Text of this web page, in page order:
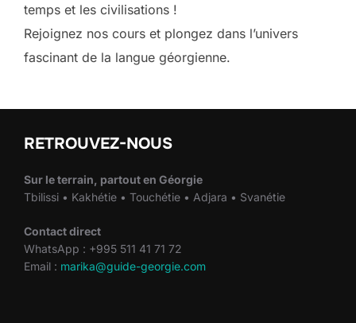
temps et les civilisations !
Rejoignez nos cours et plongez dans l’univers
fascinant de la langue géorgienne.
RETROUVEZ-NOUS
Sur le terrain, partout en Géorgie
Tbilissi • Kakhétie • Touchétie • Adjara • Svanétie
Contact direct
WhatsApp : +995 511 41 71 72
Email : marika@guide-georgie.com